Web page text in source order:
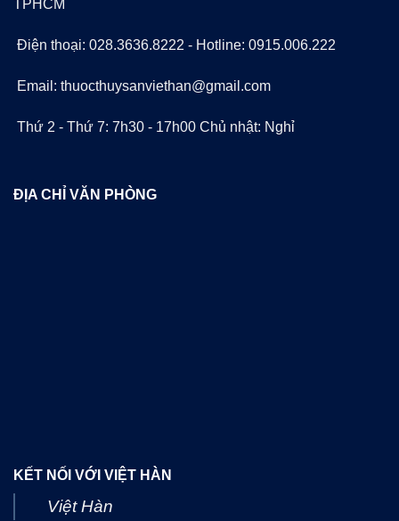
TPHCM
Điện thoại: 028.3636.8222 - Hotline: 0915.006.222
Email: thuocthuysanviethan@gmail.com
Thứ 2 - Thứ 7: 7h30 - 17h00 Chủ nhật: Nghỉ
ĐỊA CHỈ VĂN PHÒNG
KẾT NỐI VỚI VIỆT HÀN
Việt Hàn